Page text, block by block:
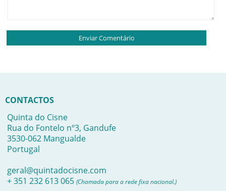
CONTACTOS
Quinta do Cisne
Rua do Fontelo nº3, Gandufe
3530-062 Mangualde
Portugal
geral@quintadocisne.com
+ 351 232 613 065 (Chamada para a rede fixa nacional.)